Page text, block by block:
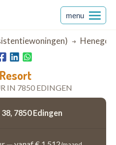
menu
IN 7850 EDINGEN
7850 Edingen